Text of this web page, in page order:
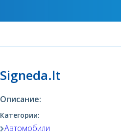
Signeda.lt
Описание:
Категории:
Автомобили